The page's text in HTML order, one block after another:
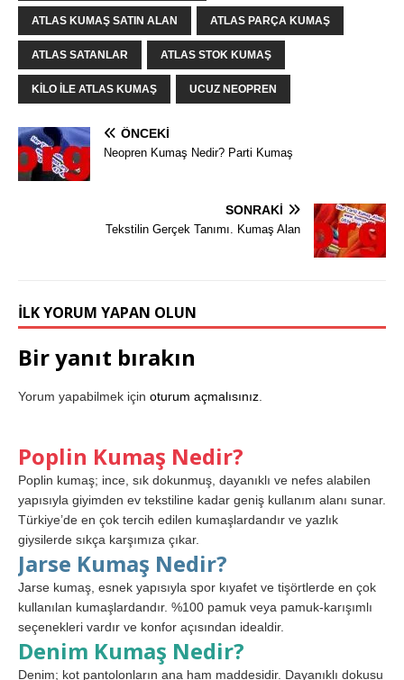
ATLAS KUMAŞ SATIN ALAN ATLAS PARÇA KUMAŞ
ATLAS SATANLAR ATLAS STOK KUMAŞ
KILO ILE ATLAS KUMAŞ UCUZ NEOPREN
ÖNCEKI
Neopren Kumaş Nedir? Parti Kumaş
SONRAKI
Tekstilin Gerçek Tanımı. Kumaş Alan
İLK YORUM YAPAN OLUN
Bir yanıt bırakın
Yorum yapabilmek için oturum açmalısınız
Poplin Kumaş Nedir?
Poplin kumaş; ince, sık dokunmuş, dayanıklı ve nefes alabilen
yapısıyla giyimden ev tekstiline kadar geniş kullanım alanı sunar.
Türkiye’de en çok tercih edilen kumaşlardandır ve yazlık
giysilerde sıkça karşımıza çıkar.
Jarse Kumaş Nedir?
Jarse kumaş, esnek yapısıyla spor kıyafet ve tişörtlerde en çok
kullanılan kumaşlardandır. %100 pamuk veya pamuk-karışımlı
seçenekleri vardır ve konfor açısından idealdir.
Denim Kumaş Nedir?
Denim; kot pantolonların ana ham maddesidir. Dayanıklı dokusu